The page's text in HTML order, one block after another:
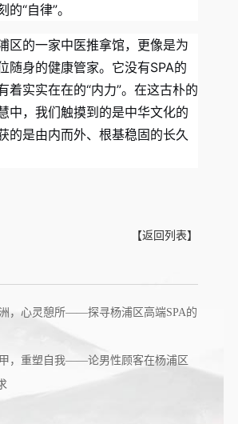
“自律”。
区的一家中医推拿馆，更像是为
随身的健康管家。它没有SPA的
着实实在在的“内力”。在这古朴的
中，我们触摸到的是中华文化的
的是由内而外、根基稳固的长久
【返回列表】
洲，心灵憩所——探寻杨浦区高端SPA的
，重塑自我——论男性顾客在杨浦区